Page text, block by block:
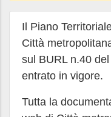
Il Piano
Città
sul BURL n.40
entrato in vigore.
Tutta la